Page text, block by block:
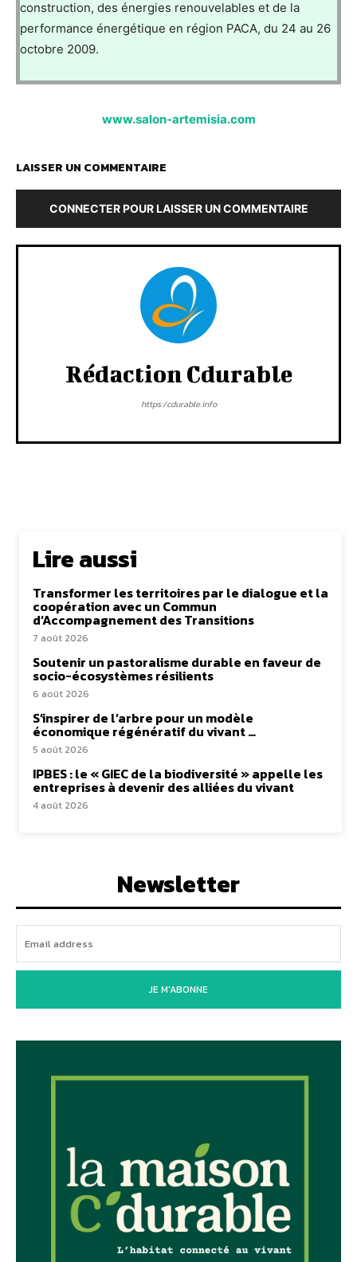
construction, des énergies renouvelables et de la
performance énergétique en région PACA, du 24 au 26
octobre 2009.
www.salon-artemisia.com
LAISSER UN COMMENTAIRE
CONNECTER POUR LAISSER UN COMMENTAIRE
Rédaction Cdurable
https:/cdurable.info
Lire aussi
Transformer les territoires par le dialogue et la
coopération avec un Commun
d’Accompagnement des Transitions
7 août 2026
Soutenir un pastoralisme durable en faveur de
socio-écosystèmes résilients
6 août 2026
S’inspirer de l’arbre pour un modèle
économique régénératif du vivant …
5 août 2026
IPBES : le « GIEC de la biodiversité » appelle les
entreprises à devenir des alliées du vivant
4 août 2026
Newsletter
JE M'ABONNE